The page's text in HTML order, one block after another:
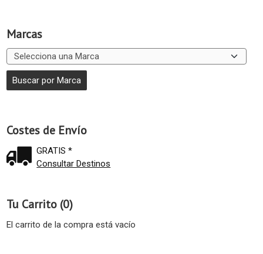
Marcas
Costes de Envío
GRATIS *
Consultar Destinos
Tu Carrito (0)
El carrito de la compra está vacío